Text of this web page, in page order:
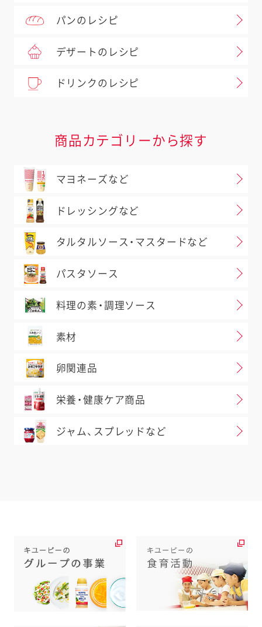
パンのレシピ
デザートのレシピ
ドリンクのレシピ
商品カテゴリーから探す
マヨネーズなど
ドレッシングなど
タルタルソース・マスタードなど
パスタソース
料理の素・調理ソース
素材
卵関連品
栄養・健康ケア商品
ジャム、スプレッドなど